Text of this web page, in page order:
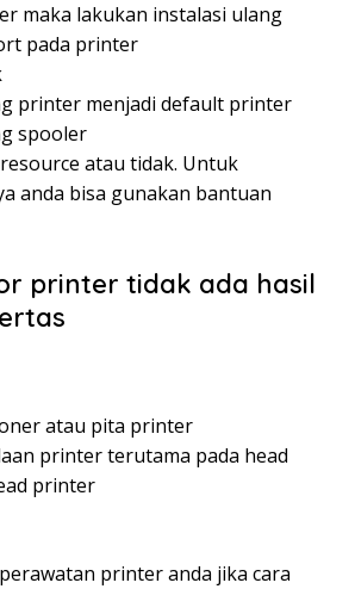
maka lakukan instalasi ulang
pada printer
printer menjadi default printer
spooler
atau tidak. Untuk
anda bisa gunakan bantuan
printer tidak ada hasil
atau pita printer
printer terutama pada head
printer
printer anda jika cara